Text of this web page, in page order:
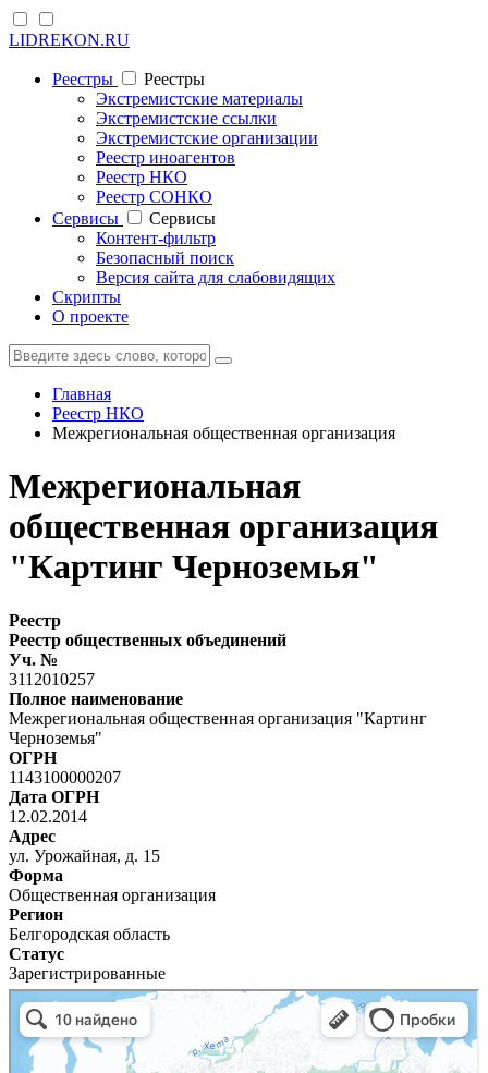
LIDREKON.RU
Реестры
Реестры
Экстремистские материалы
Экстремистские ссылки
Экстремистские организации
Реестр иноагентов
Реестр НКО
Реестр СОНКО
Cервисы
Cервисы
Контент-фильтр
Безопасный поиск
Версия сайта для слабовидящих
Скрипты
О проекте
Главная
Реестр НКО
Межрегиональная общественная организация
Межрегиональная
общественная организация
"Картинг Черноземья"
Реестр
Реестр общественных объединений
Уч. №
3112010257
Полное наименование
Межрегиональная общественная организация "Картинг
Черноземья"
ОГРН
1143100000207
Дата ОГРН
12.02.2014
Адрес
ул. Урожайная, д. 15
Форма
Общественная организация
Регион
Белгородская область
Статус
Зарегистрированные